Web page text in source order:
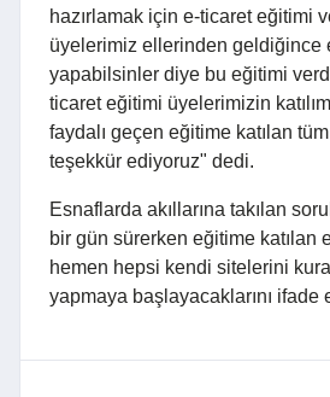
hazırlamak için e-ticaret eğitimi
üyelerimiz ellerinden geldiğince
yapabilsinler diye bu eğitimi
ticaret eğitimi üyelerimizin
faydalı geçen eğitime katılan
teşekkür ediyoruz" dedi.
Esnaflarda akıllarına takılan
bir gün sürerken eğitime katılan
hemen hepsi kendi sitelerini
yapmaya başlayacaklarını ifade